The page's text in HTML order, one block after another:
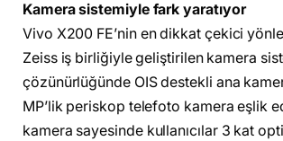
Kamera sistemiyle fark yaratıyor
Vivo X200 FE’nin en dikkat çekici
Zeiss iş birliğiyle geliştirilen kamera
çözünürlüğünde OIS destekli ana
MP’lik periskop telefoto kamera eşlik
kamera sayesinde kullanıcılar 3 kat